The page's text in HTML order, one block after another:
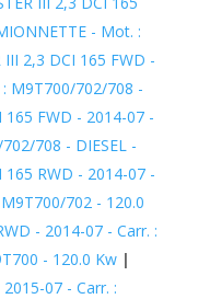
- Mot. :
III 2,3 DCI 165 FWD -
: M9T700/702/708 -
165 FWD - 2014-07 -
708 - DIESEL -
165 RWD - 2014-07 -
M9T700/702 - 120.0
- 2014-07 - Carr. :
- 120.0 Kw|
07 - Carr. :